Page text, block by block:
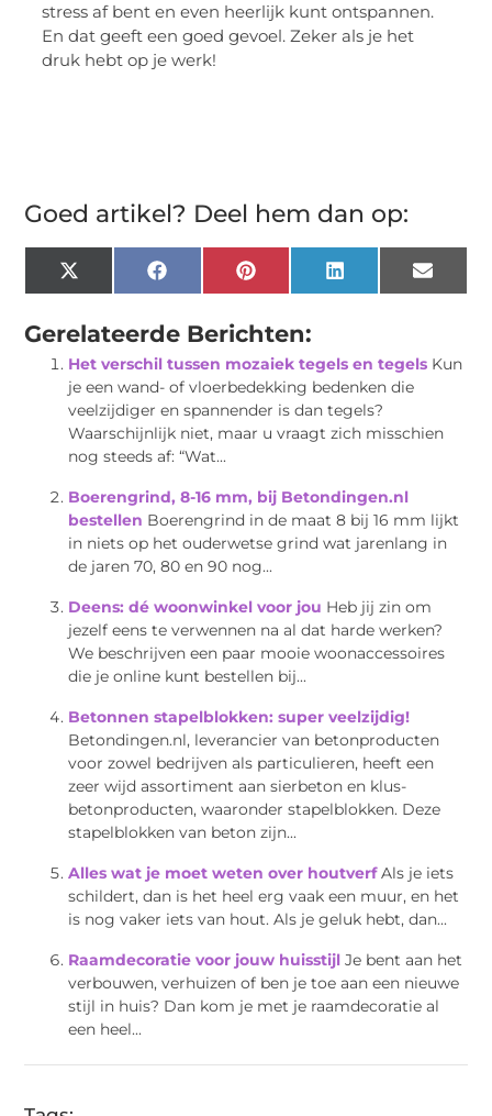
stress af bent en even heerlijk kunt ontspannen.
En dat geeft een goed gevoel. Zeker als je het
druk hebt op je werk!
Goed artikel? Deel hem dan op:
X
(Twitter)
FacebookPinterestLinkedInEmail
Gerelateerde Berichten:
Het verschil tussen mozaiek tegels en tegels Kun
je een wand- of vloerbedekking bedenken die
veelzijdiger en spannender is dan tegels?
Waarschijnlijk niet, maar u vraagt ​​zich misschien
nog steeds af: “Wat...
Boerengrind, 8-16 mm, bij Betondingen.nl
bestellen Boerengrind in de maat 8 bij 16 mm lijkt
in niets op het ouderwetse grind wat jarenlang in
de jaren 70, 80 en 90 nog...
Deens: dé woonwinkel voor jou Heb jij zin om
jezelf eens te verwennen na al dat harde werken?
We beschrijven een paar mooie woonaccessoires
die je online kunt bestellen bij...
Betonnen stapelblokken: super veelzijdig!
Betondingen.nl, leverancier van betonproducten
voor zowel bedrijven als particulieren, heeft een
zeer wijd assortiment aan sierbeton en klus-
betonproducten, waaronder stapelblokken. Deze
stapelblokken van beton zijn...
Alles wat je moet weten over houtverf Als je iets
schildert, dan is het heel erg vaak een muur, en het
is nog vaker iets van hout. Als je geluk hebt, dan...
Raamdecoratie voor jouw huisstijl Je bent aan het
verbouwen, verhuizen of ben je toe aan een nieuwe
stijl in huis? Dan kom je met je raamdecoratie al
een heel...